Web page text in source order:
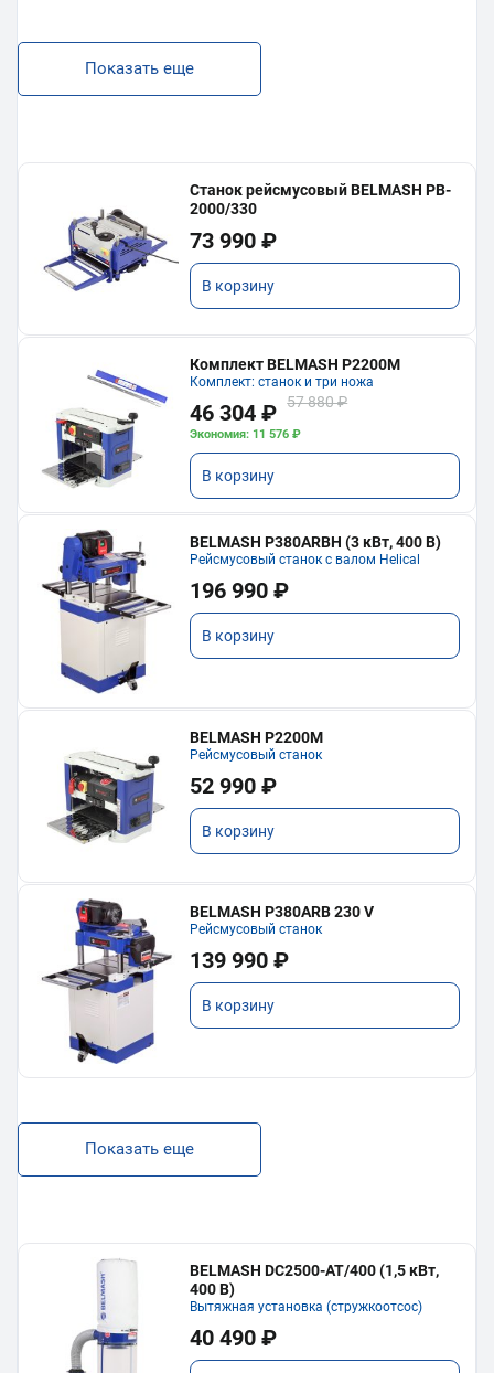
Показать еще
Станок рейсмусовый BELMASH PB-
2000/330
73 990 ₽
В корзину
Комплект BELMASH P2200M
Комплект: станок и три ножа
46 304 ₽ 57 880 ₽
Экономия: 11 576 ₽
В корзину
BELMASH P380ARBH (3 кВт, 400 В)
Рейсмусовый станок с валом Helical
196 990 ₽
В корзину
BELMASH P2200M
Рейсмусовый станок
52 990 ₽
В корзину
BELMASH P380ARB 230 V
Рейсмусовый станок
139 990 ₽
В корзину
Показать еще
BELMASH DC2500-AT/400 (1,5 кВт,
400 В)
Вытяжная установка (стружкоотсос)
40 490 ₽